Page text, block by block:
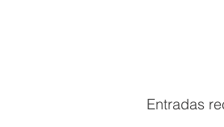
Entradas